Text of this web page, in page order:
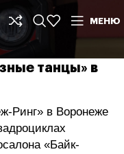
МЕНЮ
танцы» в
Ринг» в Воронеже
«Байк-